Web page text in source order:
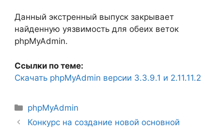
Данный экстренный выпуск закрывает
найденную уязвимость для обеих веток
phpMyAdmin.
Ссылки по теме:
Скачать phpMyAdmin версии 3.3.9.1 и 2.11.11.2
Рубрики
phpMyAdmin
Конкурс на создание новой основной